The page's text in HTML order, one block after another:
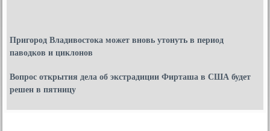
Пригород Владивостока может вновь утонуть в период
паводков и циклонов
Вопрос открытия дела об экстрадиции Фирташа в США будет
решен в пятницу